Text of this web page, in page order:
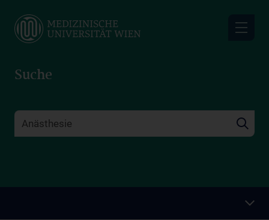
main
Suche